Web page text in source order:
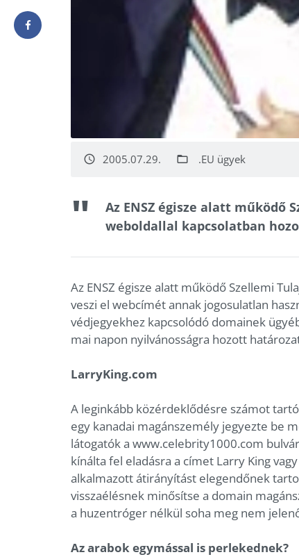
access_time 2005.07.29. folder_open .EU ügyek
Az ENSZ égisze alatt működő
weboldallal kapcsolatban
Az ENSZ égisze alatt működő Szellemi
veszi el webcímét annak jogosulatlan
védjegyekhez kapcsolódó domainek
mai napon nyilvánosságra hozott
LarryKing.com
A leginkább közérdeklődésre számot
egy kanadai magánszemély jegyezte be
látogatók a www.celebrity1000.com
kínálta fel eladásra a címet Larry King
alkalmazott átirányítást elegendőnek
visszaélésnek minősítse a domain
a huzentróger nélkül soha meg nem
Az arabok egymással is perlekednek?